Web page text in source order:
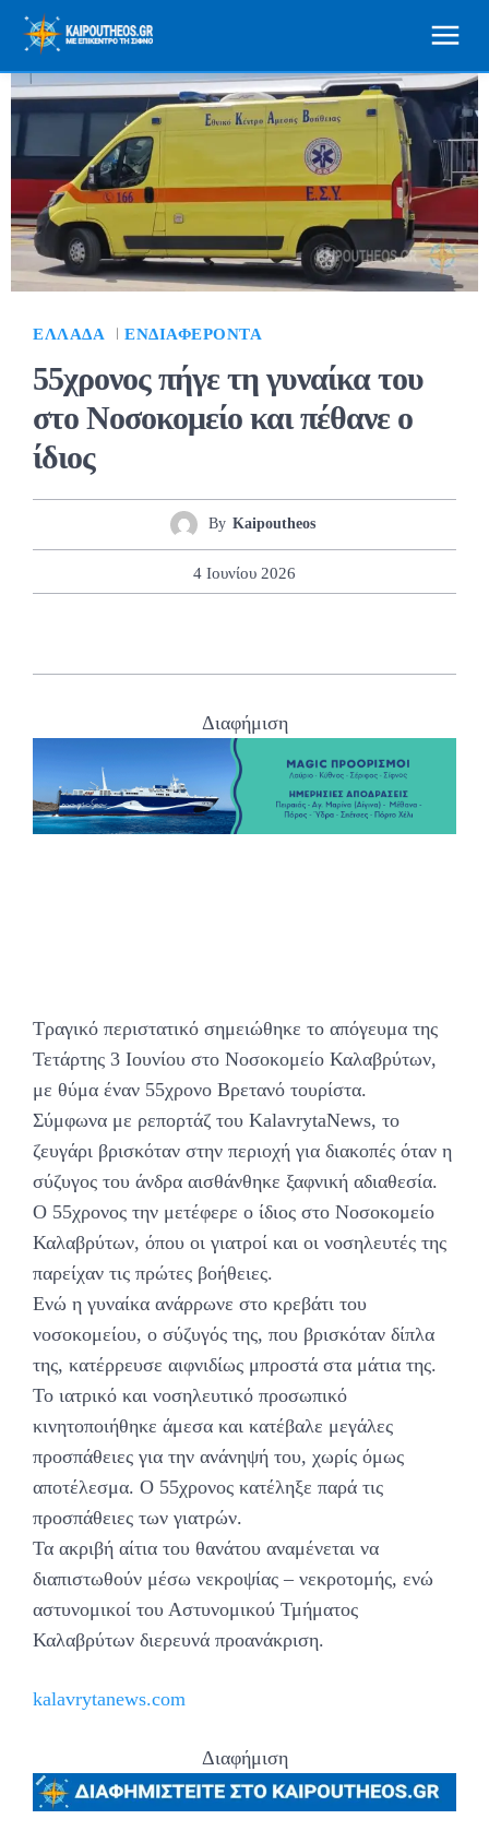
ΕΛΛΆΔΑ ΕΝΔΙΑΦΈΡΟΝΤΑ
55χρονος πήγε τη γυναίκα του
στο Νοσοκομείο και πέθανε ο
ίδιος
By Kaipoutheos
4 Ιουνίου 2026
Διαφήμιση
Τραγικό περιστατικό σημειώθηκε το απόγευμα της
Τετάρτης 3 Ιουνίου στο Νοσοκομείο Καλαβρύτων,
με θύμα έναν 55χρονο Βρετανό τουρίστα.
Σύμφωνα με ρεπορτάζ του KalavrytaNews, το
ζευγάρι βρισκόταν στην περιοχή για διακοπές όταν η
σύζυγος του άνδρα αισθάνθηκε ξαφνική αδιαθεσία.
Ο 55χρονος την μετέφερε ο ίδιος στο Νοσοκομείο
Καλαβρύτων, όπου οι γιατροί και οι νοσηλευτές της
παρείχαν τις πρώτες βοήθειες.
Ενώ η γυναίκα ανάρρωνε στο κρεβάτι του
νοσοκομείου, ο σύζυγός της, που βρισκόταν δίπλα
της, κατέρρευσε αιφνιδίως μπροστά στα μάτια της.
Το ιατρικό και νοσηλευτικό προσωπικό
κινητοποιήθηκε άμεσα και κατέβαλε μεγάλες
προσπάθειες για την ανάνηψή του, χωρίς όμως
αποτέλεσμα. Ο 55χρονος κατέληξε παρά τις
προσπάθειες των γιατρών.
Τα ακριβή αίτια του θανάτου αναμένεται να
διαπιστωθούν μέσω νεκροψίας – νεκροτομής, ενώ
αστυνομικοί του Αστυνομικού Τμήματος
Καλαβρύτων διερευνά προανάκριση.
kalavrytanews.com
Διαφήμιση